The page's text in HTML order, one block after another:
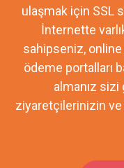
ulaşmak için SSL
İnternette
sahipseniz,
ödeme portalları
almanız sizi
ziyaretçilerinizin ve